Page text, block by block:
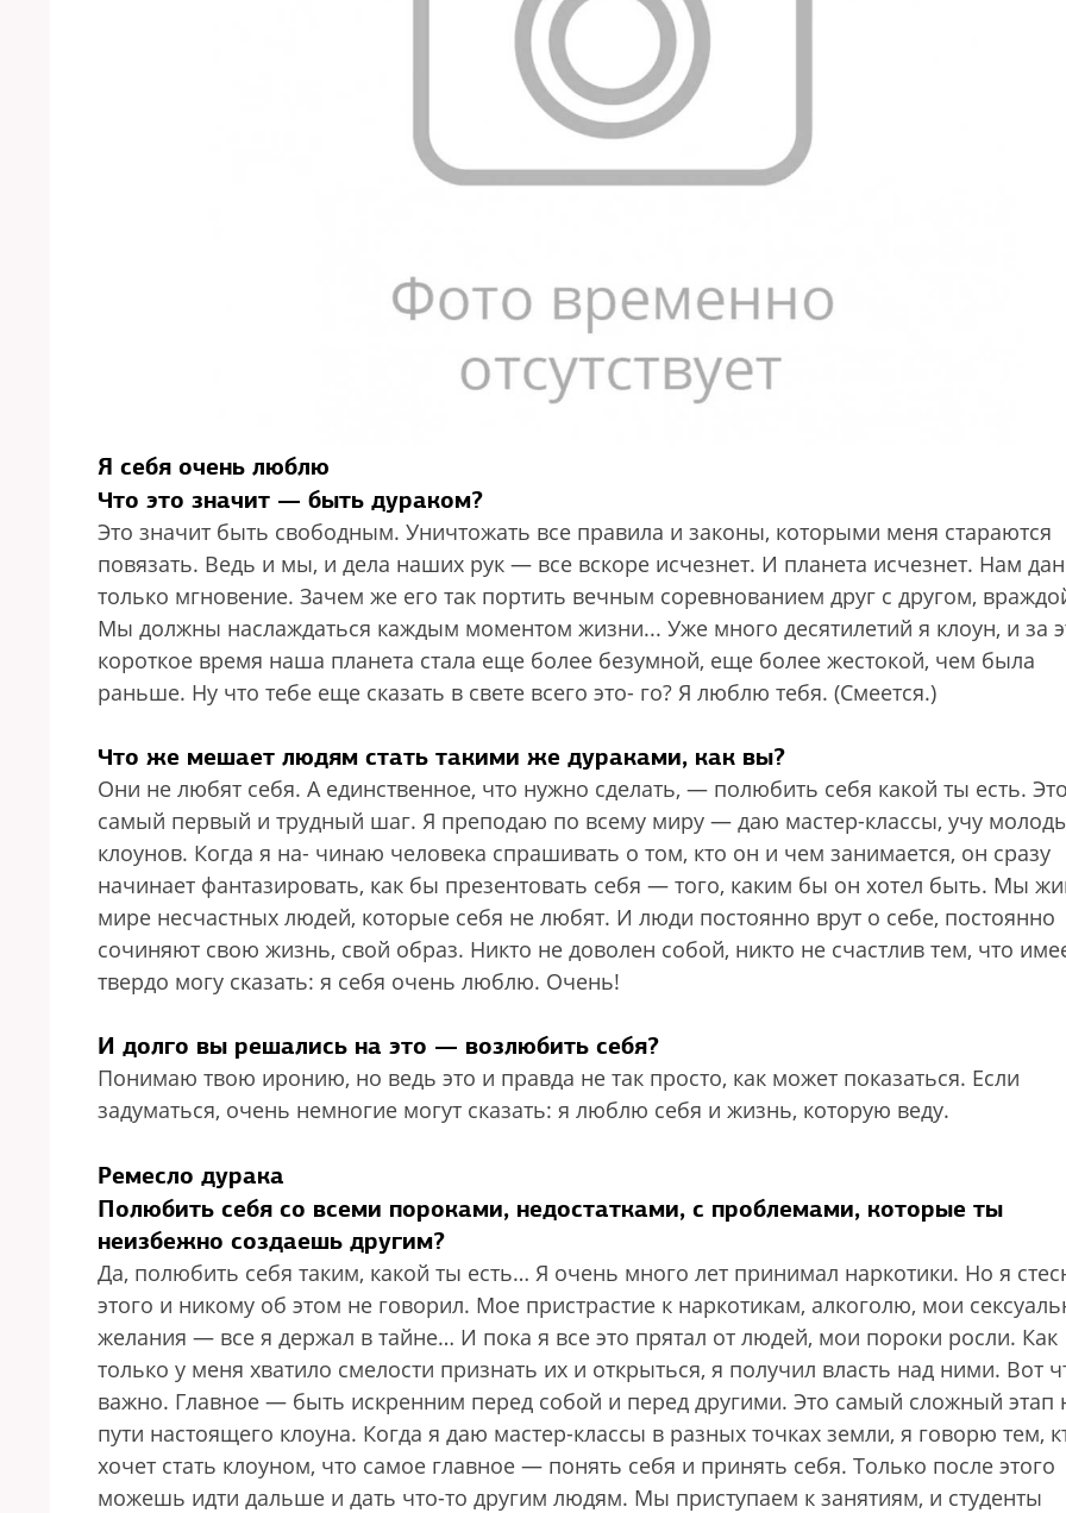
Я себя очень люблю
Что это значит — быть дураком?
Это значит быть свободным. Уничтожать все правила и законы, которыми меня стараются
повязать. Ведь и мы, и дела наших рук — все вскоре исчезнет. И планета исчезнет. Нам
только мгновение. Зачем же его так портить вечным соревнованием друг с другом,
Мы должны наслаждаться каждым моментом жизни... Уже много десятилетий я клоун, и за
короткое время наша планета стала еще более безумной, еще более жестокой, чем была
раньше. Ну что тебе еще сказать в свете всего это- го? Я люблю тебя. (Смеется.)
Что же мешает людям стать такими же дураками, как вы?
Они не любят себя. А единственное, что нужно сделать, — полюбить себя какой ты есть. Это
самый первый и трудный шаг. Я преподаю по всему миру — даю мастер-классы, учу
клоунов. Когда я на- чинаю человека спрашивать о том, кто он и чем занимается, он сразу
начинает фантазировать, как бы презентовать себя — того, каким бы он хотел быть. Мы
мире несчастных людей, которые себя не любят. И люди постоянно врут о себе, постоянно
сочиняют свою жизнь, свой образ. Никто не доволен собой, никто не счастлив тем, что
твердо могу сказать: я себя очень люблю. Очень!
И долго вы решались на это — возлюбить себя?
Понимаю твою иронию, но ведь это и правда не так просто, как может показаться. Если
задуматься, очень немногие могут сказать: я люблю себя и жизнь, которую веду.
Ремесло дурака
Полюбить себя со всеми пороками, недостатками, с проблемами, которые ты
неизбежно создаешь другим?
Да, полюбить себя таким, какой ты есть… Я очень много лет принимал наркотики. Но я
этого и никому об этом не говорил. Мое пристрастие к наркотикам, алкоголю, мои
желания — все я держал в тайне… И пока я все это прятал от людей, мои пороки росли. Как
только у меня хватило смелости признать их и открыться, я получил власть над ними. Вот
важно. Главное — быть искренним перед собой и перед другими. Это самый сложный этап
пути настоящего клоуна. Когда я даю мастер-классы в разных точках земли, я говорю тем,
хочет стать клоуном, что самое главное — понять себя и принять себя. Только после этого
можешь идти дальше и дать что-то другим людям. Мы приступаем к занятиям, и студенты